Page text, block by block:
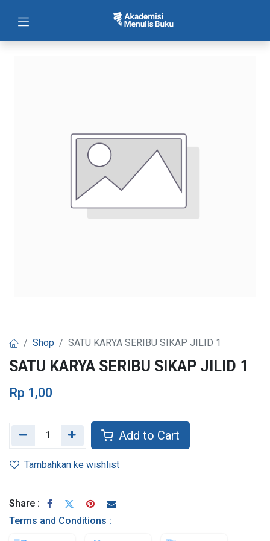
Shop SATU KARYA SERIBU SIKAP JILID 1
SATU KARYA SERIBU SIKAP JILID 1
Rp 1,00
Add to Cart
Tambahkan ke wishlist
Share :
Terms and Conditions :